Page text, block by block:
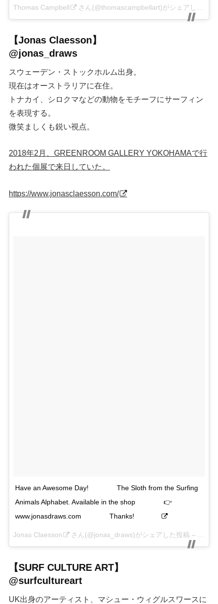
Thomas Campbell さん(@thomascampbellart)がシェアした投稿 –
【Jonas Claesson】
@jonas_draws
スウェーデン・ストックホルム出身。
現在はオーストラリアに在住。
トナカイ、シロクマなどの動物をモチーフにサーフィン
を表現する。
微笑ましくも鋭い視点。
2018年2月、GREENROOM GALLERY YOKOHAMAで行
われた個展で来日していた。
https://www.jonasclaesson.com/
Have an Awesome Day! ⠀⠀⠀⠀⠀ The Sloth from the Surfing
Animals Alphabet. Available in the shop ⠀⠀⠀⠀⠀ 👉
www.jonasdraws.com ⠀⠀⠀⠀⠀ Thanks! ⠀⠀⠀⠀⠀
Jonas Claesson さん(@jonas_draws)がシェアした投稿 –
【SURF CULTURE ART】
@surfcultureart
UK出身のアーティスト、マシュー・ウィグルスワースに